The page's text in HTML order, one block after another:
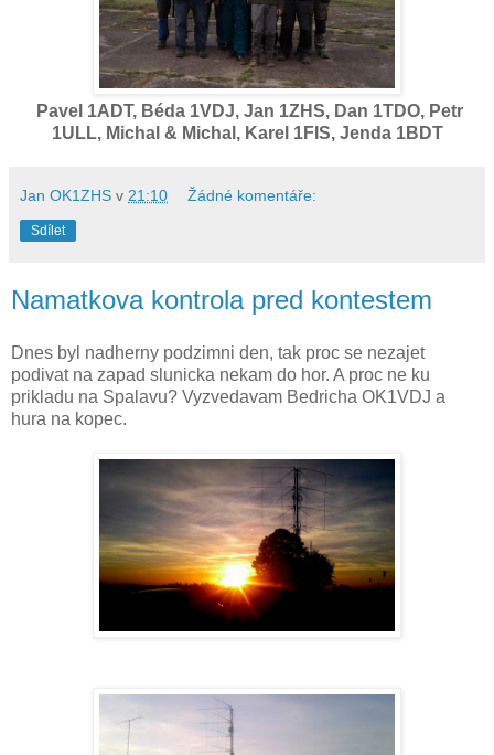
Pavel 1ADT, Béda 1VDJ, Jan 1ZHS, Dan 1TDO, Petr
1ULL, Michal & Michal, Karel 1FIS, Jenda 1BDT
Jan OK1ZHS v 21:10 Žádné komentáře:
Sdílet
Namatkova kontrola pred kontestem
Dnes byl nadherny podzimni den, tak proc se nezajet
podivat na zapad slunicka nekam do hor. A proc ne ku
prikladu na Spalavu? Vyzvedavam Bedricha OK1VDJ a
hura na kopec.